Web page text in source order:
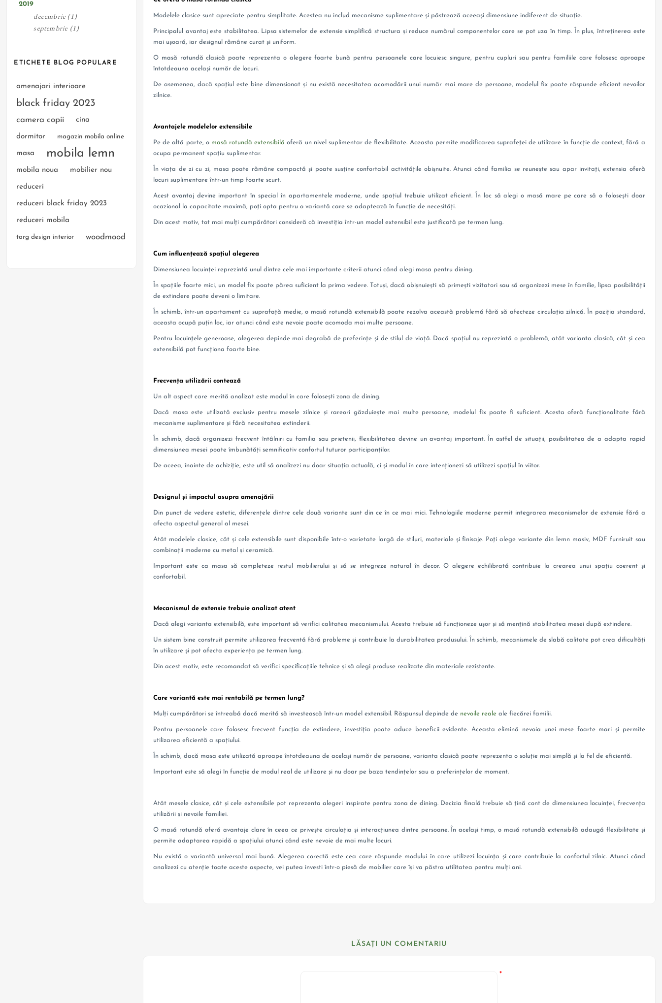
2019
decembrie (1)
septembrie (1)
ETICHETE BLOG POPULARE
amenajari interioare
black friday 2023
camera copii cina
dormitor magazin mobila online
masa mobila lemn
mobila noua mobilier nou
reduceri
reduceri black friday 2023
reduceri mobila
targ design interior woodmood
Modelele clasice sunt apreciate pentru simplitate. Acestea nu includ mecanisme suplimentare și păstrează aceeași dimensiune indiferent de situație.
Principalul avantaj este stabilitatea. Lipsa sistemelor de extensie simplifică structura și reduce numărul componentelor care se pot uza în timp. În plus, întreținerea este
mai ușoară, iar designul rămâne curat și uniform.
O masă rotundă clasică poate reprezenta o alegere foarte bună pentru persoanele care locuiesc singure, pentru cupluri sau pentru familiile care folosesc aproape
întotdeauna același număr de locuri.
De asemenea, dacă spațiul este bine dimensionat și nu există necesitatea acomodării unui număr mai mare de persoane, modelul fix poate răspunde eficient nevoilor
zilnice.
Avantajele modelelor extensibile
Pe de altă parte, o masă rotundă extensibilă oferă un nivel suplimentar de flexibilitate. Aceasta permite modificarea suprafeței de utilizare în funcție de context, fără a
ocupa permanent spațiu suplimentar.
În viața de zi cu zi, masa poate rămâne compactă și poate susține confortabil activitățile obișnuite. Atunci când familia se reunește sau apar invitați, extensia oferă
locuri suplimentare într-un timp foarte scurt.
Acest avantaj devine important în special în apartamentele moderne, unde spațiul trebuie utilizat eficient. În loc să alegi o masă mare pe care să o folosești doar
ocazional la capacitate maximă, poți opta pentru o variantă care se adaptează în funcție de necesități.
Din acest motiv, tot mai mulți cumpărători consideră că investiția într-un model extensibil este justificată pe termen lung.
Cum influențează spațiul alegerea
Dimensiunea locuinței reprezintă unul dintre cele mai importante criterii atunci când alegi masa pentru dining.
În spațiile foarte mici, un model fix poate părea suficient la prima vedere. Totuși, dacă obișnuiești să primești vizitatori sau să organizezi mese în familie, lipsa posibilității
de extindere poate deveni o limitare.
În schimb, într-un apartament cu suprafață medie, o masă rotundă extensibilă poate rezolva această problemă fără să afecteze circulația zilnică. În poziția standard,
aceasta ocupă puțin loc, iar atunci când este nevoie poate acomoda mai multe persoane.
Pentru locuințele generoase, alegerea depinde mai degrabă de preferințe și de stilul de viață. Dacă spațiul nu reprezintă o problemă, atât varianta clasică, cât și cea
extensibilă pot funcționa foarte bine.
Frecvența utilizării contează
Un alt aspect care merită analizat este modul în care folosești zona de dining.
Dacă masa este utilizată exclusiv pentru mesele zilnice și rareori găzduiește mai multe persoane, modelul fix poate fi suficient. Acesta oferă funcționalitate fără
mecanisme suplimentare și fără necesitatea extinderii.
În schimb, dacă organizezi frecvent întâlniri cu familia sau prietenii, flexibilitatea devine un avantaj important. În astfel de situații, posibilitatea de a adapta rapid
dimensiunea mesei poate îmbunătăți semnificativ confortul tuturor participanților.
De aceea, înainte de achiziție, este util să analizezi nu doar situația actuală, ci și modul în care intenționezi să utilizezi spațiul în viitor.
Designul și impactul asupra amenajării
Din punct de vedere estetic, diferențele dintre cele două variante sunt din ce în ce mai mici. Tehnologiile moderne permit integrarea mecanismelor de extensie fără a
afecta aspectul general al mesei.
Atât modelele clasice, cât și cele extensibile sunt disponibile într-o varietate largă de stiluri, materiale și finisaje. Poți alege variante din lemn masiv, MDF furniruit sau
combinații moderne cu metal și ceramică.
Important este ca masa să completeze restul mobilierului și să se integreze natural în decor. O alegere echilibrată contribuie la crearea unui spațiu coerent și
confortabil.
Mecanismul de extensie trebuie analizat atent
Dacă alegi varianta extensibilă, este important să verifici calitatea mecanismului. Acesta trebuie să funcționeze ușor și să mențină stabilitatea mesei după extindere.
Un sistem bine construit permite utilizarea frecventă fără probleme și contribuie la durabilitatea produsului. În schimb, mecanismele de slabă calitate pot crea dificultăți
în utilizare și pot afecta experiența pe termen lung.
Din acest motiv, este recomandat să verifici specificațiile tehnice și să alegi produse realizate din materiale rezistente.
Care variantă este mai rentabilă pe termen lung?
Mulți cumpărători se întreabă dacă merită să investească într-un model extensibil. Răspunsul depinde de nevoile reale ale fiecărei familii.
Pentru persoanele care folosesc frecvent funcția de extindere, investiția poate aduce beneficii evidente. Aceasta elimină nevoia unei mese foarte mari și permite
utilizarea eficientă a spațiului.
În schimb, dacă masa este utilizată aproape întotdeauna de același număr de persoane, varianta clasică poate reprezenta o soluție mai simplă și la fel de eficientă.
Important este să alegi în funcție de modul real de utilizare și nu doar pe baza tendințelor sau a preferințelor de moment.
Atât mesele clasice, cât și cele extensibile pot reprezenta alegeri inspirate pentru zona de dining. Decizia finală trebuie să țină cont de dimensiunea locuinței, frecvența
utilizării și nevoile familiei.
O masă rotundă oferă avantaje clare în ceea ce privește circulația și interacțiunea dintre persoane. În același timp, o masă rotundă extensibilă adaugă flexibilitate și
permite adaptarea rapidă a spațiului atunci când este nevoie de mai multe locuri.
Nu există o variantă universal mai bună. Alegerea corectă este cea care răspunde modului în care utilizezi locuința și care contribuie la confortul zilnic. Atunci când
analizezi cu atenție toate aceste aspecte, vei putea investi într-o piesă de mobilier care își va păstra utilitatea pentru mulți ani.
LĂSAȚI UN COMENTARIU
*